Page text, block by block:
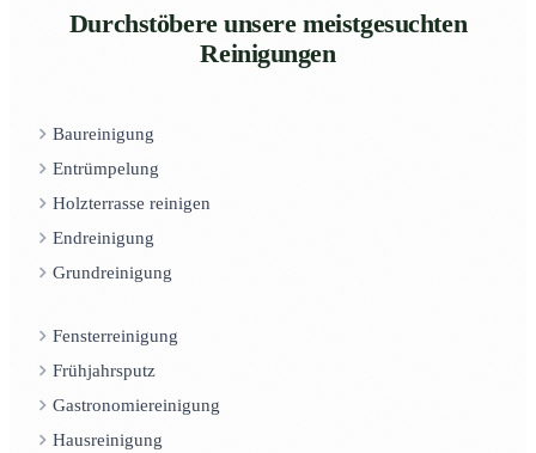
Durchstöbere unsere meistgesuchten
Reinigungen
Baureinigung
Entrümpelung
Holzterrasse reinigen
Endreinigung
Grundreinigung
Fensterreinigung
Frühjahrsputz
Gastronomiereinigung
Hausreinigung